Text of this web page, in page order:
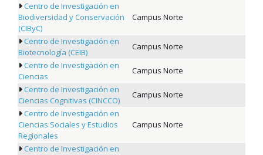
Centro de Investigación en
Biodiversidad y Conservación
(CIByC)
Campus Norte
Centro de Investigación en
Biotecnología (CEIB)
Campus Norte
Centro de Investigación en
Ciencias
Campus Norte
Centro de Investigación en
Ciencias Cognitivas (CINCCO)
Campus Norte
Centro de Investigación en
Ciencias Sociales y Estudios
Regionales
Campus Norte
Centro de Investigación en